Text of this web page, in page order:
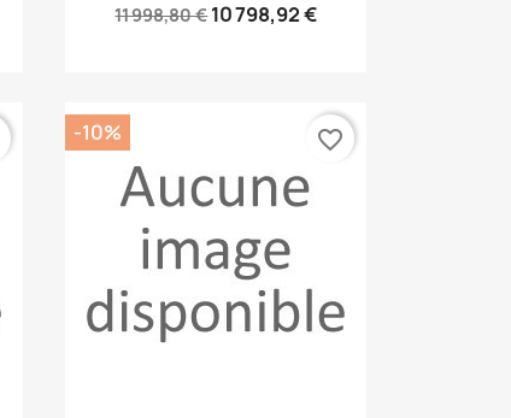
11 998,80 €10 798,92 €
-10% favorite_border